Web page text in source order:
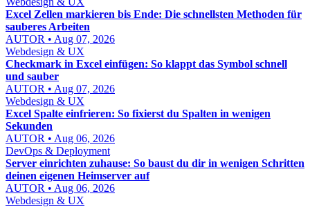
Excel Zellen markieren bis Ende: Die schnellsten Methoden für
sauberes Arbeiten
AUTOR • Aug 07, 2026
Webdesign & UX
Checkmark in Excel einfügen: So klappt das Symbol schnell
und sauber
AUTOR • Aug 07, 2026
Webdesign & UX
Excel Spalte einfrieren: So fixierst du Spalten in wenigen
Sekunden
AUTOR • Aug 06, 2026
DevOps & Deployment
Server einrichten zuhause: So baust du dir in wenigen Schritten
deinen eigenen Heimserver auf
AUTOR • Aug 06, 2026
Webdesign & UX